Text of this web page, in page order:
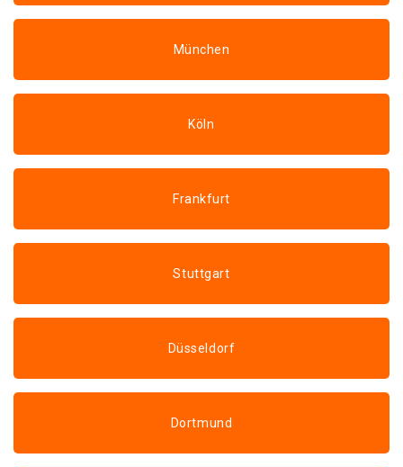
München
Köln
Frankfurt
Stuttgart
Düsseldorf
Dortmund